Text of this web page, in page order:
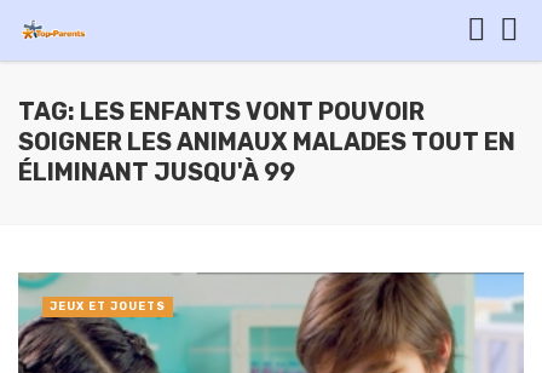
TAG: LES ENFANTS VONT POUVOIR
SOIGNER LES ANIMAUX MALADES TOUT EN
ÉLIMINANT JUSQU'À 99
JEUX ET JOUETS